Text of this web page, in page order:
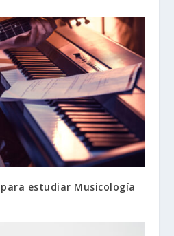
estudiar Musicología